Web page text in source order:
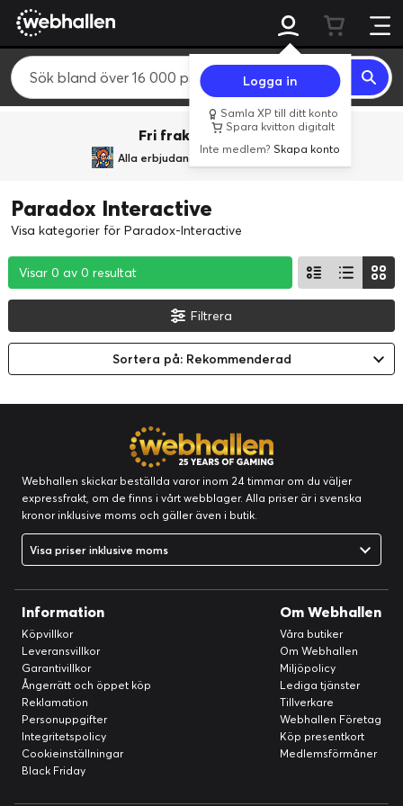
Logga in
Samla XP till ditt konto
Spara kvitton digitalt
Inte medlem?Skapa konto
Fri frakt över 800 kr.
Alla erbjudanden frånBACK TO REALITY
Paradox Interactive
Visa kategorier för Paradox-Interactive
Visar 0 av 0 resultat
Visar 0 av 0 resultat
Visar 0 av 0 resultat
Filtrera
Sortera på: Rekommenderad
Webhallen skickar beställda varor inom 24 timmar om du väljer
expressfrakt, om de finns i vårt webblager. Alla priser är i svenska
kronor inklusive moms och gäller även i butik.
Visa priser inklusive moms
Information
Köpvillkor
Leveransvillkor
Garantivillkor
Ångerrätt och öppet köp
Reklamation
Personuppgifter
Integritetspolicy
Cookieinställningar
Black Friday
Om Webhallen
Våra butiker
Om Webhallen
Miljöpolicy
Lediga tjänster
Tillverkare
Webhallen Företag
Köp presentkort
Medlemsförmåner